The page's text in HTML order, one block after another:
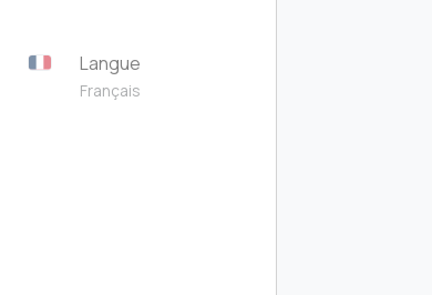
Langue
Français